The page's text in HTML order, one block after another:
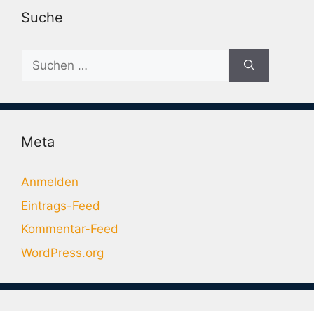
Suche
Suche
nach:
Meta
Anmelden
Eintrags-Feed
Kommentar-Feed
WordPress.org